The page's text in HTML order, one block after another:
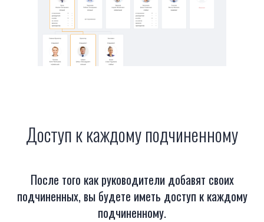
Доступ к каждому подчиненному
После того как руководители добавят своих
подчиненных, вы будете иметь доступ к каждому
подчиненному.